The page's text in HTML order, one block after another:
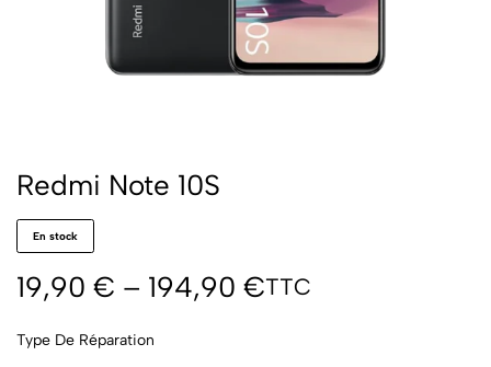
Redmi Note 10S
En stock
19,90 € – 194,90 €TTC
Type De Réparation